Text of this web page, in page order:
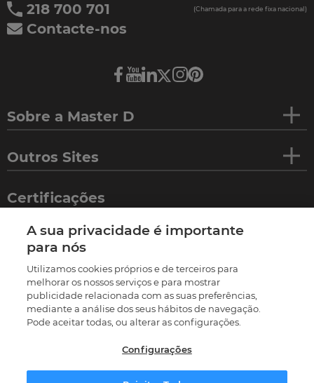
218 700 701 (Chamada para a rede fixa nacional)
Contacte-nos
Sobre a Master D
Outros Sites
Certificações
©2026 Termos e condições
Política de privacidade
Política de cookies
Livro de reclamações
A sua privacidade é importante
para nós
Utilizamos cookies próprios e de terceiros para
melhorar os nossos serviços e para mostrar
publicidade relacionada com as suas preferências,
mediante a análise dos seus hábitos de navegação.
Pode aceitar todas, ou alterar as configurações.
Configurações